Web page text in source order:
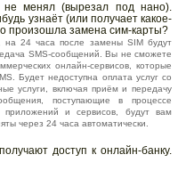
не менял (вырезал под нано).
узнаёт (или получает какое-
произошла замена сим-карты?
24 часа после замены SIM будут
SMS-сообщений. Вы не сможете
онлайн-сервисов, которые
Будет недоступна оплата услуг со
услуги, включая приём и передачу
поступающие в процессе
приложений и сервисов, будут вам
через 24 часа автоматически.
доступ к онлайн-банку.